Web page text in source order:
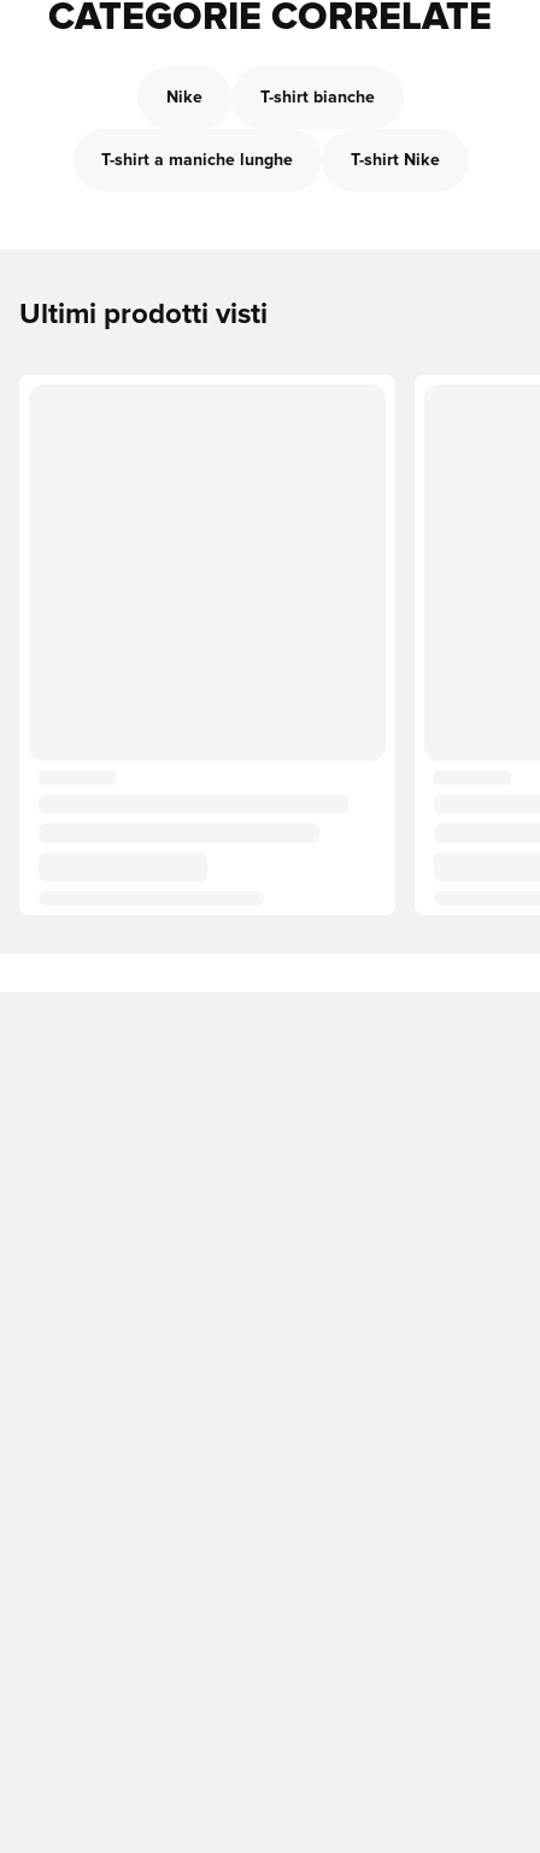
CATEGORIE CORRELATE
Nike T-shirt bianche
T-shirt a maniche lunghe T-shirt Nike
Ultimi prodotti visti